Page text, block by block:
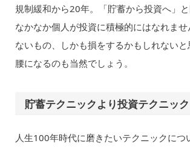
規制緩和から20年。「貯蓄から投資へ」と
なかなか個人が投資に積極的にはなれま
ないもの、しかも損をするかもしれない
腰になるのも当然でしょう。
貯蓄テクニックより投資テクニック
人生100年時代に磨きたいテクニックにつ